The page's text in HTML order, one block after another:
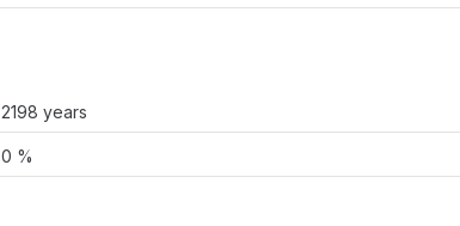
2198 years
0 %